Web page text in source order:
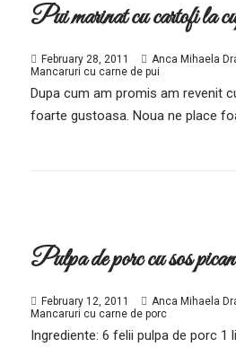
Pui marinat cu cartofi la
February 28, 2011 Anca Mihaela
Mancaruri cu carne de pui
Dupa cum am promis am revenit
foarte gustoasa. Noua ne place
Pulpa de porc cu sos
February 12, 2011 Anca Mihaela
Mancaruri cu carne de porc
Ingrediente: 6 felii pulpa de porc 1